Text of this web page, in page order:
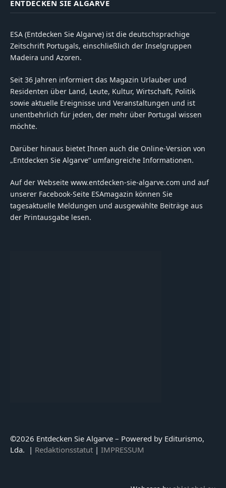
ENTDECKEN SIE ALGARVE
ESA (Entdecken Sie Algarve) ist die deutschsprachige
Zeitschrift Portugals, einschließlich der Inselgruppen
Madeira und Azoren.
Seit 36 Jahren informiert das Magazin Urlauber und
Residenten über Land, Leute, Kultur, Wirtschaft, Politik
sowie aktuelle Ereignisse und Veranstaltungen und ist
unentbehrlich für jeden, der mehr über Portugal wissen
möchte.
Darüber hinaus bietet Ihnen auch die Online-Version von
„Entdecken Sie Algarve“ umfangreiche Informationen.
Auf der Webseite www.entdecken-sie-algarve.com und auf
unserer Facebook-Seite ESAmagazin können Sie
tagesaktuelle Meldungen und ausgewählte Beiträge aus
der Printausgabe lesen.
©2026 Entdecken Sie Algarve – Powered by Editurismo,
Lda. | Redaktionsstatut | IMPRESSUM